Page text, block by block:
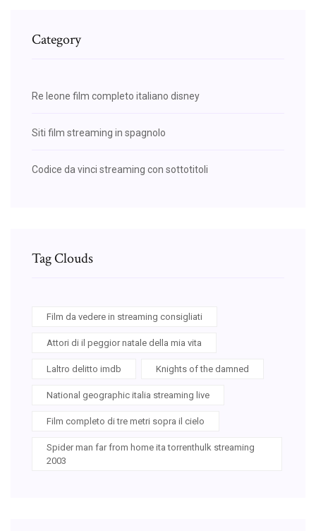
Category
Re leone film completo italiano disney
Siti film streaming in spagnolo
Codice da vinci streaming con sottotitoli
Tag Clouds
Film da vedere in streaming consigliati
Attori di il peggior natale della mia vita
Laltro delitto imdb Knights of the damned
National geographic italia streaming live
Film completo di tre metri sopra il cielo
Spider man far from home ita torrenthulk streaming
2003